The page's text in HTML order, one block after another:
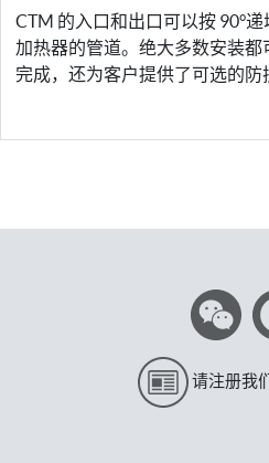
CTM 的入口和出口可以按 90°
加热器的管道。绝大多数安装
完成，还为客户提供了可选的防
请注册我